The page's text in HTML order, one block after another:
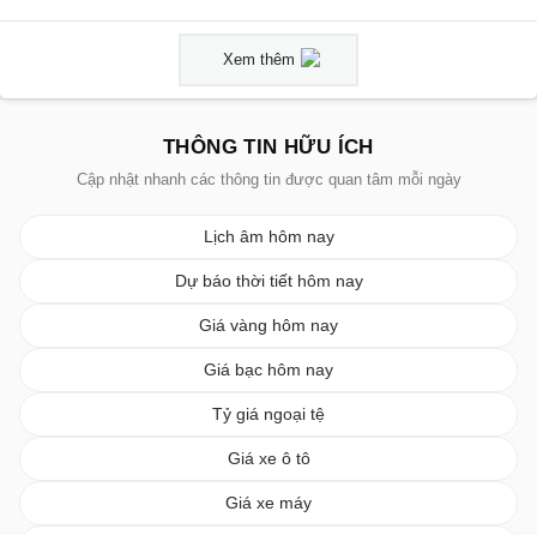
Xem thêm
THÔNG TIN HỮU ÍCH
Cập nhật nhanh các thông tin được quan tâm mỗi ngày
Lịch âm hôm nay
Dự báo thời tiết hôm nay
Giá vàng hôm nay
Giá bạc hôm nay
Tỷ giá ngoại tệ
Giá xe ô tô
Giá xe máy